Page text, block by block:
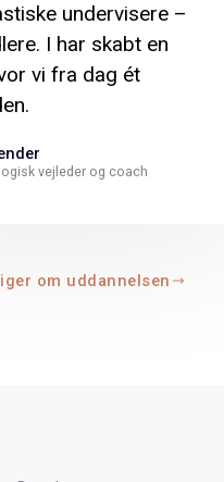
undervisere –
I har skabt en
vi fra dag ét
vejleder og coach
om uddannelsen